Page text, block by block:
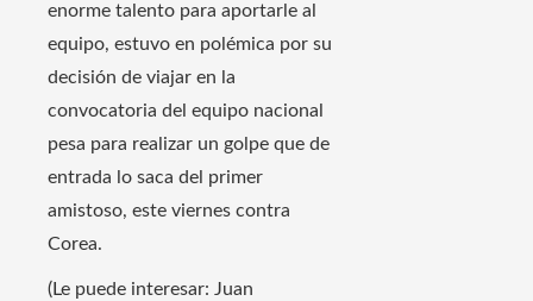
enorme talento para aportarle al
equipo, estuvo en polémica por su
decisión de viajar en la
convocatoria del equipo nacional
pesa para realizar un golpe que de
entrada lo saca del primer
amistoso, este viernes contra
Corea.
(Le puede interesar: Juan